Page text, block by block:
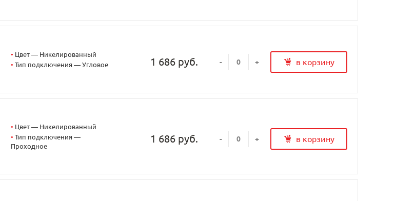
• Цвет — Никелированный
• Тип подключения — Угловое 1 686 руб. - + в корзину
• Цвет — Никелированный
• Тип подключения —
Проходное
1 686 руб. - + в корзину